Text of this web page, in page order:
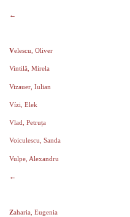
←
Velescu, Oliver
Vintilă, Mirela
Vizauer, Iulian
Vízi, Elek
Vlad, Petruța
Voiculescu, Sanda
Vulpe, Alexandru
←
Zaharia, Eugenia